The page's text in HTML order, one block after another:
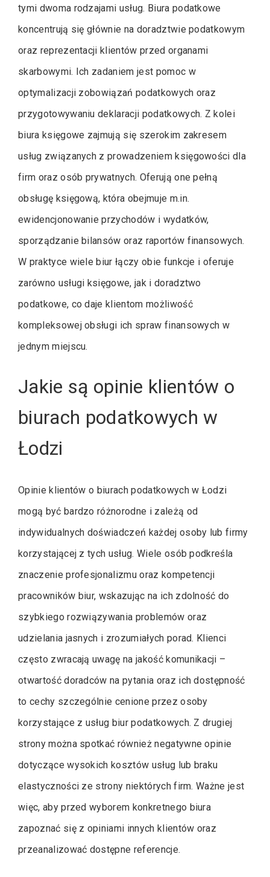
tymi dwoma rodzajami usług. Biura podatkowe
koncentrują się głównie na doradztwie podatkowym
oraz reprezentacji klientów przed organami
skarbowymi. Ich zadaniem jest pomoc w
optymalizacji zobowiązań podatkowych oraz
przygotowywaniu deklaracji podatkowych. Z kolei
biura księgowe zajmują się szerokim zakresem
usług związanych z prowadzeniem księgowości dla
firm oraz osób prywatnych. Oferują one pełną
obsługę księgową, która obejmuje m.in.
ewidencjonowanie przychodów i wydatków,
sporządzanie bilansów oraz raportów finansowych.
W praktyce wiele biur łączy obie funkcje i oferuje
zarówno usługi księgowe, jak i doradztwo
podatkowe, co daje klientom możliwość
kompleksowej obsługi ich spraw finansowych w
jednym miejscu.
Jakie są opinie klientów o
biurach podatkowych w
Łodzi
Opinie klientów o biurach podatkowych w Łodzi
mogą być bardzo różnorodne i zależą od
indywidualnych doświadczeń każdej osoby lub firmy
korzystającej z tych usług. Wiele osób podkreśla
znaczenie profesjonalizmu oraz kompetencji
pracowników biur, wskazując na ich zdolność do
szybkiego rozwiązywania problemów oraz
udzielania jasnych i zrozumiałych porad. Klienci
często zwracają uwagę na jakość komunikacji –
otwartość doradców na pytania oraz ich dostępność
to cechy szczególnie cenione przez osoby
korzystające z usług biur podatkowych. Z drugiej
strony można spotkać również negatywne opinie
dotyczące wysokich kosztów usług lub braku
elastyczności ze strony niektórych firm. Ważne jest
więc, aby przed wyborem konkretnego biura
zapoznać się z opiniami innych klientów oraz
przeanalizować dostępne referencje.